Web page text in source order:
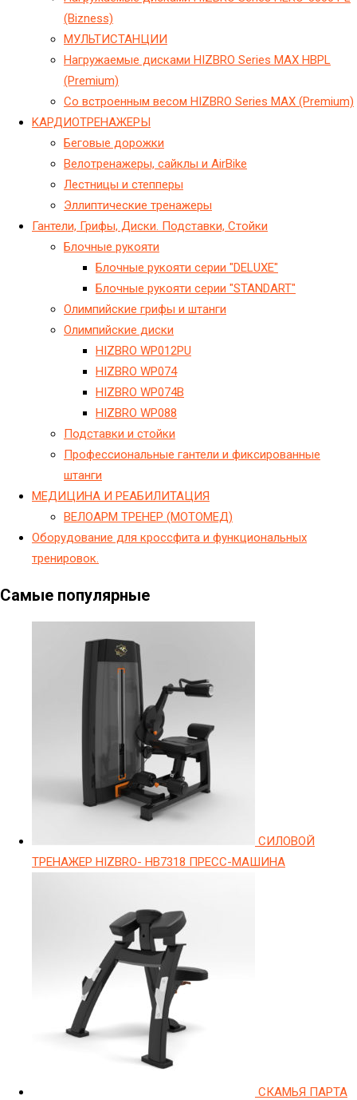
(Bizness)
МУЛЬТИСТАНЦИИ
Нагружаемые дисками HIZBRO Series MAX HBPL
(Premium)
Со встроенным весом HIZBRO Series MAX (Premium)
KАРДИОТРЕНАЖЕРЫ
Беговые дорожки
Велотренажеры, сайклы и AirBike
Лестницы и степперы
Эллиптические тренажеры
Гантели, Грифы, Диски. Подставки, Стойки
Блочные рукояти
Блочные рукояти серии "DELUXE"
Блочные рукояти серии "STANDART"
Олимпийские грифы и штанги
Олимпийские диски
HIZBRO WP012PU
HIZBRO WP074
HIZBRO WP074B
HIZBRO WP088
Подставки и стойки
Профессиональные гантели и фиксированные
штанги
МЕДИЦИНА И РЕАБИЛИТАЦИЯ
ВЕЛОАРМ ТРЕНЕР (МОТОМЕД)
Оборудование для кроссфита и функциональных
тренировок.
Самые популярные
СИЛОВОЙ
ТРЕНАЖЕР HIZBRO- HB7318 ПРЕСС-МАШИНА
СКАМЬЯ ПАРТА